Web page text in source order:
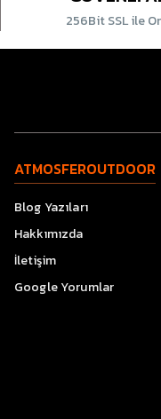
256Bit SSL ile
ATMOSFEROUTDOOR
Blog Yazıları
Hakkımızda
İletişim
Google Yorumlar